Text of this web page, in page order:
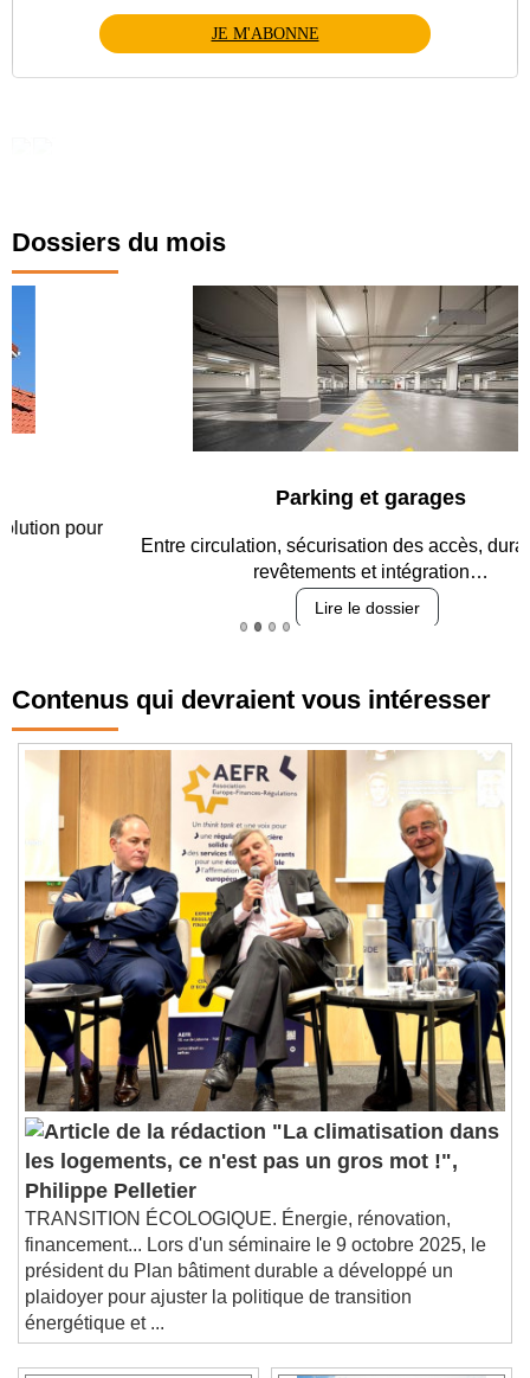
JE M'ABONNE
Dossiers du mois
Parking et garages
Entre circulation, sécurisation des accès, durabilité des
revêtements et intégration…
Contenus qui devraient vous intéresser
"La climatisation dans
les logements, ce n'est pas un gros mot !",
Philippe Pelletier
TRANSITION ÉCOLOGIQUE. Énergie, rénovation,
financement... Lors d'un séminaire le 9 octobre 2025, le
président du Plan bâtiment durable a développé un
plaidoyer pour ajuster la politique de transition
énergétique et ...